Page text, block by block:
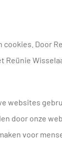
cookies. Door
websites
door onze
voor